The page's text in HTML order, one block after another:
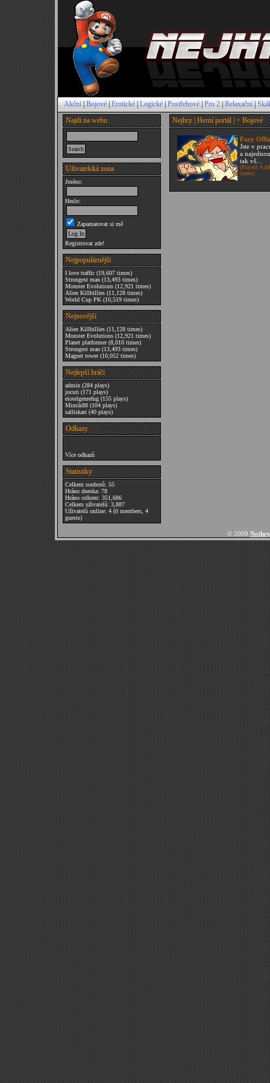
Akční|Bojové|Erotické|Logické|Postřehové|Pro 2|Relaxační|
Najdi na webu
Uživatelská zona
Jméno:
Heslo:
Zapamatovat si mě
Registrovat zde!
Nejpopulárnější
I love traffic (19,607 times)
Strongest man (13,493 times)
Monster Evolutions (12,921 times)
Alien Killbillies (11,128 times)
World Cup PK (10,519 times)
Nejnovější
Alien Killbillies (11,128 times)
Monster Evolutions (12,921 times)
Planet platformer(8,010 times)
Strongest man (13,493 times)
Magnet tower(10,052 times)
Nejlepší hráči
admin (284 plays)
jocuri (171 plays)
eiotelgenrefug (155 plays)
Mimik88 (104 plays)
salliskari (40 plays)
Odkazy
Více odkazů
Statistiky
Celkem souborů: 55
Hráno dneska: 78
Hráno celkem: 351,686
Celkem uživatelů: 3,887
Uživatelů online: 4 (0 members, 4
guests)
Nejhry | Herní portál |> Bojové
Fury
Jste v
a
tak vš...
(Played:
times)
© 2009